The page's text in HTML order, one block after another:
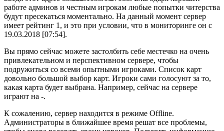
работе админов и честным игрокам любые попытки читерства
будут пресекаться моментально. На данный момент сервер
имеет рейтинг 1, и это при условии, что в мониторинге он с
19.03.2018 [07:54].
Вы прямо сейчас можете застолбить себе местечко на очень
привлекательном и перспективном сервере, чтобы
подружиться со всеми опытными игроками. Список карт
довольно большой выбор карт. Игроки сами голосуют за то,
какая карта будет выбрана. Например, сейчас на сервере
играют на -.
К сожалению, сервер находится в режиме Offline.
Администраторы в ближайшее время решат все проблемы,